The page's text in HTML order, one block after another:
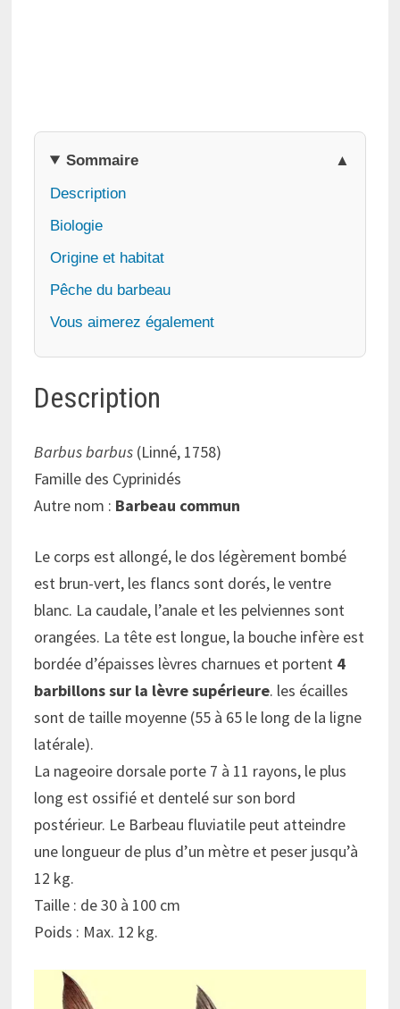
Sommaire
Description
Biologie
Origine et habitat
Pêche du barbeau
Vous aimerez également
Description
Barbus barbus(Linné, 1758)
Famille des Cyprinidés
Autre nom : Barbeau commun
Le corps est allongé, le dos légèrement bombé
est brun-vert, les flancs sont dorés, le ventre
blanc. La caudale, l’anale et les pelviennes sont
orangées. La tête est longue, la bouche infère est
bordée d’épaisses lèvres charnues et portent 4
barbillons sur la lèvre supérieure. les écailles
sont de taille moyenne (55 à 65 le long de la ligne
latérale).
La nageoire dorsale porte 7 à 11 rayons, le plus
long est ossifié et dentelé sur son bord
postérieur. Le Barbeau fluviatile peut atteindre
une longueur de plus d’un mètre et peser jusqu’à
12 kg.
Taille : de 30 à 100 cm
Poids : Max. 12 kg.